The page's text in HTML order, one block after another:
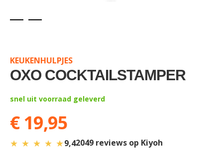
beginning
of
the
gallery
KEUKENHULPJES
OXO COCKTAILSTAMPER
snel uit voorraad geleverd
€ 19,95
★ ★ ★ ★ ★9,42049 reviews op Kiyoh